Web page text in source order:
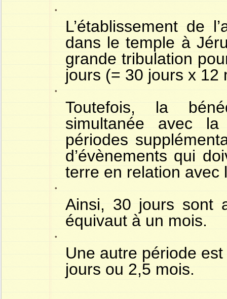
·
L’établissement de
dans le temple à
grande tribulation
jours (= 30 jours x 12
·
Toutefois, la
simultanée avec
périodes
d’évènements qui
terre en relation avec
·
Ainsi, 30 jours sont
équivaut à un mois.
·
Une autre période
jours ou 2,5 mois.